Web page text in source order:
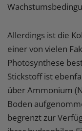
Allerdings ist die
einer von vielen
Photosynthese
Stickstoff ist
über Ammonium
Boden
begrenzt zur